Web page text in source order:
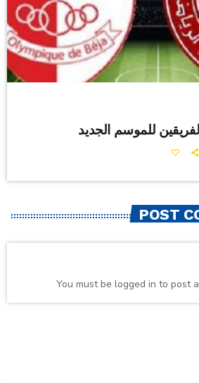
للموسم الجديد
POST
You must be logged in to post